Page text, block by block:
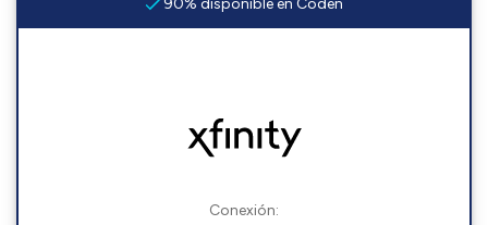
90% disponible en Coden
Conexión: